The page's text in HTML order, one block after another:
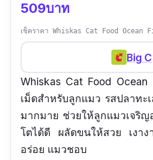
509บาท
เช็คราคา Whiskas Cat Food Ocean
Big C
Whiskas Cat Food
เม็ดสำหรับลูกแมว รสปลาทะ
มากมาย ช่วยให้ลูกแมวเจริญ
โตได้ดี ผลัดขนให้สวย เงาง
อร่อย แมวชอบ